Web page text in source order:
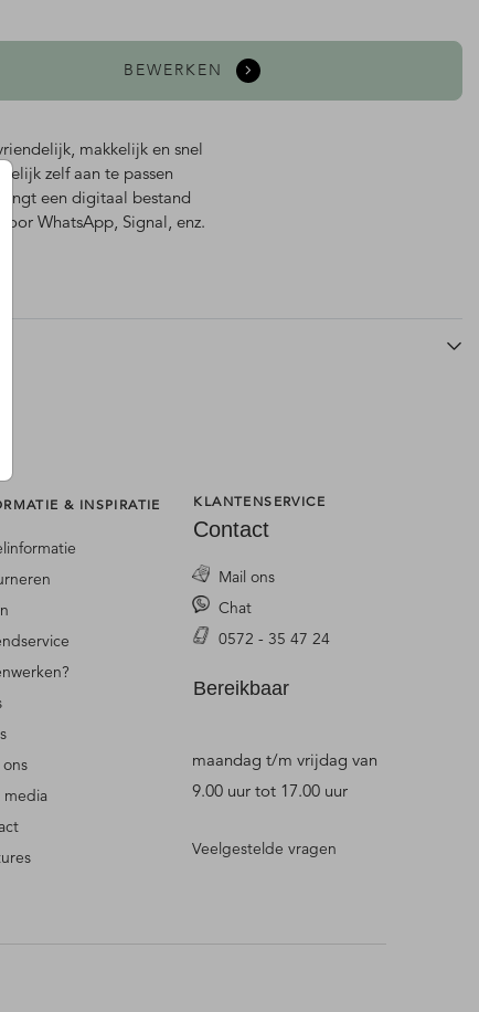
BEWERKEN
makkelijk en snel
zelf aan te passen
een digitaal bestand
voor WhatsApp, Signal, enz.
& INSPIRATIE
media
KLANTENSERVICE
Contact
Mail ons
Chat
0572 - 35 47 24
Bereikbaar
maandag t/m vrijdag van
9.00 uur tot 17.00 uur
Veelgestelde vragen